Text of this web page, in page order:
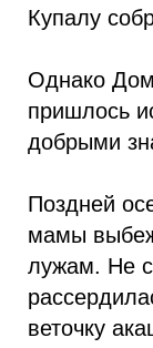
Купалу
Однако
пришлось
добрыми
Поздней
мамы
лужам. Не
веточку